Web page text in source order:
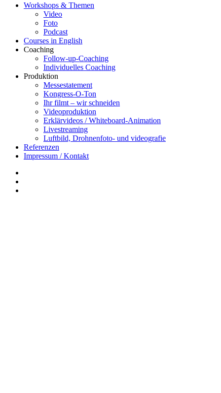
Workshops & Themen
Video
Foto
Podcast
Courses in English
Coaching
Follow-up-Coaching
Individuelles Coaching
Produktion
Messestatement
Kongress-O-Ton
Ihr filmt – wir schneiden
Videoproduktion
Erklärvideos / Whiteboard-Animation
Livestreaming
Luftbild, Drohnenfoto- und videografie
Referenzen
Impressum / Kontakt